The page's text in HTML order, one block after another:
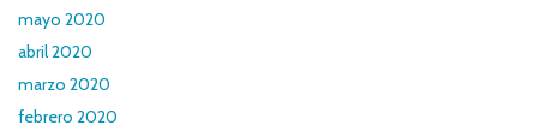
mayo 2020
abril 2020
marzo 2020
febrero 2020